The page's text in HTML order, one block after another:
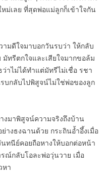
หม่เลย ที่สุดพ่อแม่ลูกก็เข้าใจกัน
มดีใจมาบอกวันรบว่า ให้กลับ
มัทรีตกใจและเสียใจมากขอล้ม
าไม่ได้ทำแต่มัทรีไม่เชื่อ รชา
บกลับไปพิสูจน์ไม่ใช่พ่อของลูก
มาพิสูจน์ความจริงถึงบ้าน
งธงฉานด้วย กระถินอ้ำอึ้งเมื่อ
นทนีย์คอยถือหางให้บอกต่อหน้า
ณ์กลับโอละพ่อวุ่นวาย เมื่อ
หา